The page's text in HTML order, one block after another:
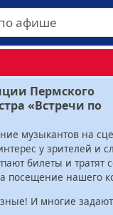
Пермского
«Встречи по
музыкантов на
у зрителей и
билеты и тратят
посещение нашего
И многие